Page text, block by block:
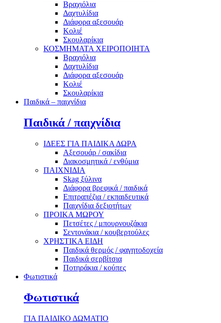
Βραχιόλια
Δαχτυλίδια
Διάφορα αξεσουάρ
Κολιέ
Σκουλαρίκια
ΚΟΣΜΗΜΑΤΑ ΧΕΙΡΟΠΟΙΗΤΑ
Βραχιόλια
Δαχτυλίδια
Διάφορα αξεσουάρ
Κολιέ
Σκουλαρίκια
Παιδικά – παιχνίδια
Παιδικά / παιχνίδια
ΙΔΕΕΣ ΓΙΑ ΠΑΙΔΙΚΑ ΔΩΡΑ
Αξεσουάρ / σακίδια
Διακοσμητικά / ενθύμια
ΠΑΙΧΝΙΔΙΑ
Skag ξύλινα
Διάφορα βρεφικά / παιδικά
Επιτραπέζια / εκπαιδευτικά
Παιχνίδια δεξιοτήτων
ΠΡΟΙΚΑ ΜΩΡΟΥ
Πετσέτες / μπουρνουζάκια
Σεντονάκια / κουβερτούλες
ΧΡΗΣΤΙΚΑ ΕΙΔΗ
Παιδικά θερμός / φαγητοδοχεία
Παιδικά σερβίτσια
Ποτηράκια / κούπες
Φωτιστικά
Φωτιστικά
ΓΙΑ ΠΑΙΔΙΚΟ ΔΩΜΑΤΙΟ